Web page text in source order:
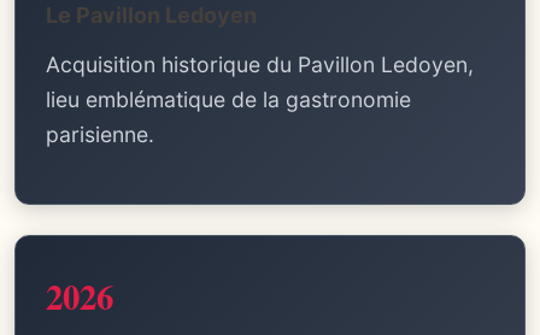
Le Pavillon Ledoyen
Acquisition historique du Pavillon Ledoyen,
lieu emblématique de la gastronomie
parisienne.
2026